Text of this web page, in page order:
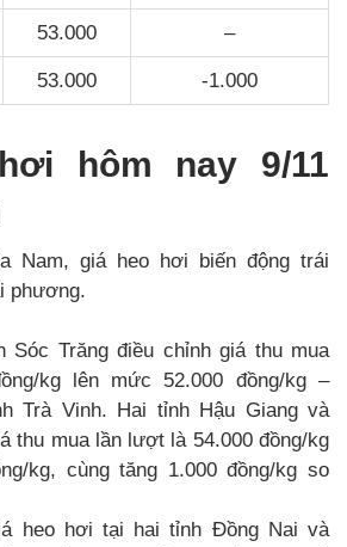
53.000 –
53.000 -1.000
hôm nay 9/11
Nam, giá heo hơi biến động trái
phương.
Sóc Trăng điều chỉnh giá thu mua
kg lên mức 52.000 đồng/kg –
Trà Vinh. Hai tỉnh Hậu Giang và
thu mua lần lượt là 54.000 đồng/kg
kg, cùng tăng 1.000 đồng/kg so
heo hơi tại hai tỉnh Đồng Nai và